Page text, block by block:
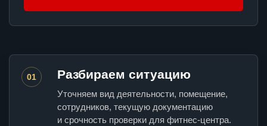
01 Разбираем ситуацию
Уточняем вид деятельности, помещение,
сотрудников, текущую документацию
и срочность проверки для фитнес-центра.